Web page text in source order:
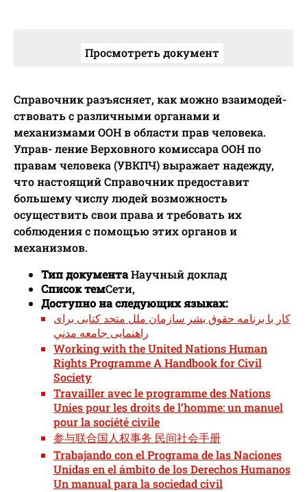
Просмотреть документ
Справочник разъясняет, как можно взаимодей-
ствовать с различными органами и
механизмами ООН в области прав человека.
Управ- ление Верховного комиссара ООН по
правам человека (УВКПЧ) выражает надежду,
что настоящий Справочник предоставит
большему числу людей возможность
осуществить свои права и требовать их
соблюдения с помощью этих органов и
механизмов.
Тип документаНаучный доклад
Список темСети,
Доступно на следующих языках:
كار با برنامه حقوق بشر سازمان ملل متحد کتابی برای
راهنمایی جامعه مدني
Working with the United Nations Human
Rights Programme A Handbook for Civil
Society
Travailler avec le programme des Nations
Unies pour les droits de l’homme: un manuel
pour la société civile
参与联合国人权事务 民间社会手册
Trabajando con el Programa de las Naciones
Unidas en el ámbito de los Derechos Humanos
Un manual para la sociedad civil